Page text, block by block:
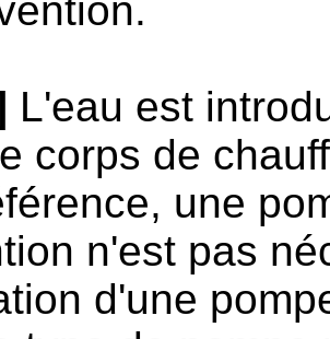
L'eau est
corps de
une
n'est pas
d'une